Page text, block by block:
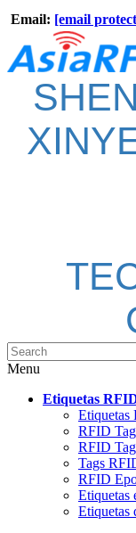
Email: [email
Menu
Etiquetas
Etiquetas
RFID
RFID
Tags
RFID
Etiquetas
Etiquetas